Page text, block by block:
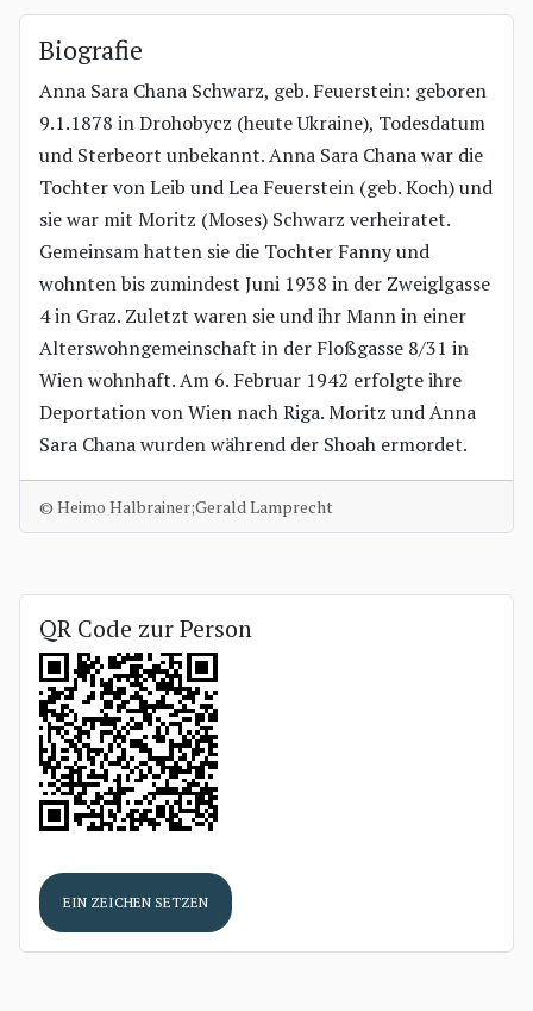
Biografie
Anna Sara Chana Schwarz, geb. Feuerstein: geboren
9.1.1878 in Drohobycz (heute Ukraine), Todesdatum
und Sterbeort unbekannt. Anna Sara Chana war die
Tochter von Leib und Lea Feuerstein (geb. Koch) und
sie war mit Moritz (Moses) Schwarz verheiratet.
Gemeinsam hatten sie die Tochter Fanny und
wohnten bis zumindest Juni 1938 in der Zweiglgasse
4 in Graz. Zuletzt waren sie und ihr Mann in einer
Alterswohngemeinschaft in der Floßgasse 8/31 in
Wien wohnhaft. Am 6. Februar 1942 erfolgte ihre
Deportation von Wien nach Riga. Moritz und Anna
Sara Chana wurden während der Shoah ermordet.
© Heimo Halbrainer;Gerald Lamprecht
QR Code zur Person
EIN ZEICHEN SETZEN